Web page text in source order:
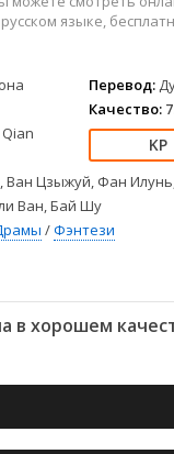
Детские
Комедии
языке,
Перевод:
Качество:
Цзыжуй, Фан
Ван, Бай Шу
/Фэнтези
в хорошем